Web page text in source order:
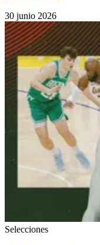
30 junio 2026
Selecciones